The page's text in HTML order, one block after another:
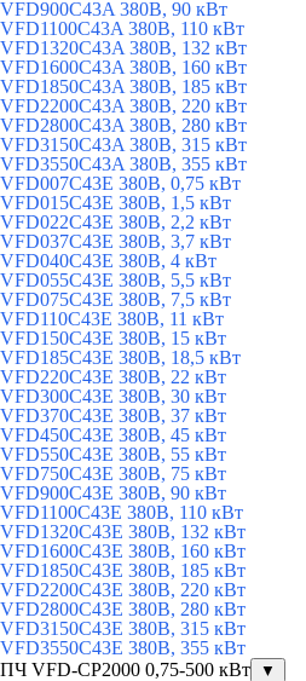
VFD900C43A 380В, 90 кВт
VFD1100C43A 380В, 110 кВт
VFD1320C43A 380В, 132 кВт
VFD1600C43A 380В, 160 кВт
VFD1850C43A 380В, 185 кВт
VFD2200C43A 380В, 220 кВт
VFD2800C43A 380В, 280 кВт
VFD3150C43A 380В, 315 кВт
VFD3550C43A 380В, 355 кВт
VFD007C43E 380В, 0,75 кВт
VFD015C43E 380В, 1,5 кВт
VFD022C43E 380В, 2,2 кВт
VFD037C43E 380В, 3,7 кВт
VFD040C43E 380В, 4 кВт
VFD055C43E 380В, 5,5 кВт
VFD075C43E 380В, 7,5 кВт
VFD110C43E 380В, 11 кВт
VFD150C43E 380В, 15 кВт
VFD185C43E 380В, 18,5 кВт
VFD220C43E 380В, 22 кВт
VFD300C43E 380В, 30 кВт
VFD370C43E 380В, 37 кВт
VFD450C43E 380В, 45 кВт
VFD550C43E 380В, 55 кВт
VFD750C43E 380В, 75 кВт
VFD900C43E 380В, 90 кВт
VFD1100C43E 380В, 110 кВт
VFD1320C43E 380В, 132 кВт
VFD1600C43E 380В, 160 кВт
VFD1850C43E 380В, 185 кВт
VFD2200C43E 380В, 220 кВт
VFD2800C43E 380В, 280 кВт
VFD3150C43E 380В, 315 кВт
VFD3550C43E 380В, 355 кВт
ПЧ VFD-CP2000 0,75-500 кВт
▼